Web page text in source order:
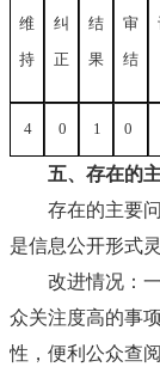
维
持
纠
正
结
果
审
结
4 0 1 0
五、存在的主
存在的主要问
是信息公开形式
改进情况：一
众关注度高的事
性，便利公众查